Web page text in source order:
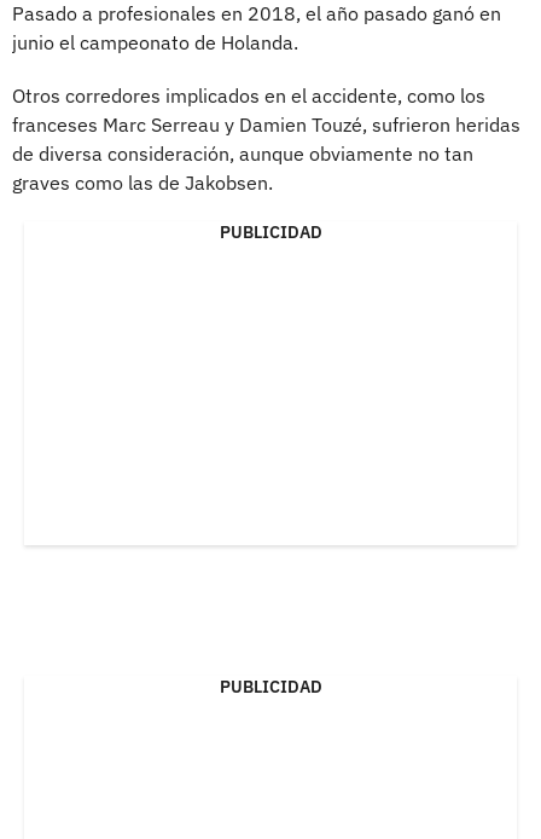
Pasado a profesionales en 2018, el año pasado ganó en
junio el campeonato de Holanda.
Otros corredores implicados en el accidente, como los
franceses Marc Serreau y Damien Touzé, sufrieron heridas
de diversa consideración, aunque obviamente no tan
graves como las de Jakobsen.
PUBLICIDAD
PUBLICIDAD